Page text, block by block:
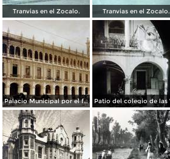
Tranvias en el Zocalo. Tranvias en el Zocalo.
Palacio Municipal por el fotografo Hugo Brehme..